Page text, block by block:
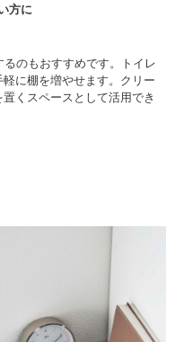
方に
のもおすすめです。トイレ
に棚を増やせます。クリー
くスペースとして活用でき